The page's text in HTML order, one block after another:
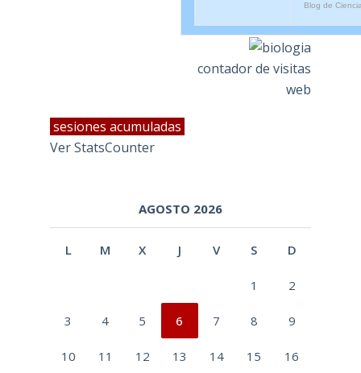
Blog de
contador de visitas
web
sesiones acumuladas
Ver StatsCounter
AGOSTO 2026
L M X J V S D
1 2
3 4 5 6 7 8 9
10 11 12 13 14 15 16